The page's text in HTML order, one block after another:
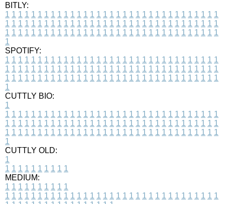
BITLY:
1 1 1 1 1 1 1 1 1 1 1 1 1 1 1 1 1 1 1 1 1 1 1 1 1 1 1 1 1 1 1 1 1
1 1 1 1 1 1 1 1 1 1 1 1 1 1 1 1 1 1 1 1 1 1 1 1 1 1 1 1 1 1 1 1 1
1 1 1 1 1 1 1 1 1 1 1 1 1 1 1 1 1 1 1 1 1 1 1 1 1 1 1 1 1 1 1 1 1
1
SPOTIFY:
1 1 1 1 1 1 1 1 1 1 1 1 1 1 1 1 1 1 1 1 1 1 1 1 1 1 1 1 1 1 1 1 1
1 1 1 1 1 1 1 1 1 1 1 1 1 1 1 1 1 1 1 1 1 1 1 1 1 1 1 1 1 1 1 1 1
1 1 1 1 1 1 1 1 1 1 1 1 1 1 1 1 1 1 1 1 1 1 1 1 1 1 1 1 1 1 1 1 1
1
CUTTLY BIO:
1
1 1 1 1 1 1 1 1 1 1 1 1 1 1 1 1 1 1 1 1 1 1 1 1 1 1 1 1 1 1 1 1 1
1 1 1 1 1 1 1 1 1 1 1 1 1 1 1 1 1 1 1 1 1 1 1 1 1 1 1 1 1 1 1 1 1
1 1 1 1 1 1 1 1 1 1 1 1 1 1 1 1 1 1 1 1 1 1 1 1 1 1 1 1 1 1 1 1 1
1
CUTTLY OLD:
1
1 1 1 1 1 1 1 1 1 1
MEDIUM:
1 1 1 1 1 1 1 1 1 1
1 1 1 1 1 1 1 1 1 1 1 1 1 1 1 1 1 1 1 1 1 1 1 1 1 1 1 1 1 1 1 1 1